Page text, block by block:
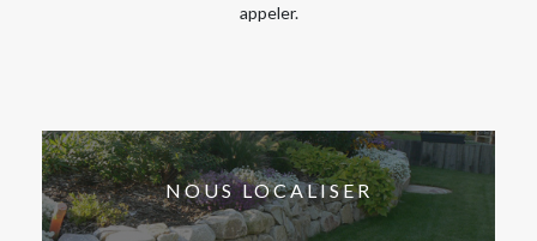
appeler.
NOUS LOCALISER